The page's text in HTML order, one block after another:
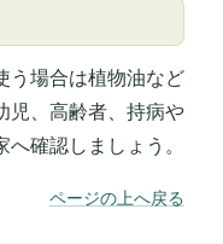
う場合は植物油など
児、高齢者、持病や
確認しましょう。
ページの上へ戻る